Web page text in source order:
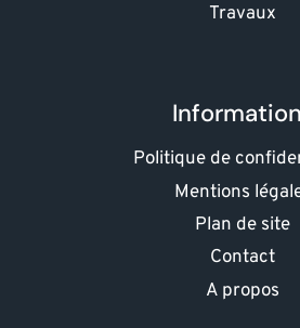
Travaux
Politique de
Mentions
Plan de site
Contact
A propos